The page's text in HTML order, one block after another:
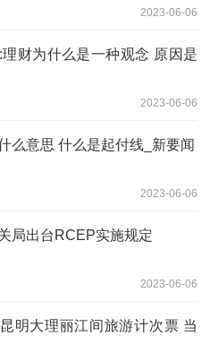
2023-06-06
财为什么是一种观念 原因是
2023-06-06
么意思 什么是起付线_新要闻
2023-06-06
局出台RCEP实施规定
2023-06-06
明大理丽江间旅游计次票 当